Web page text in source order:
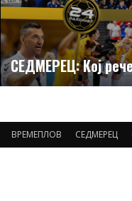
СЕДМЕРЕЦ: Кој
ВРЕМЕПЛОВ СЕДМЕРЕЦ